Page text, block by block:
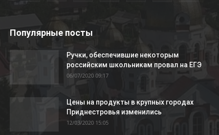
Популярные посты
Ручки, обеспечившие некоторым
российским школьникам провал на ЕГЭ
06/07/2020 09:17
Цены на продукты в крупных городах
Приднестровья изменились
12/03/2020 15:05